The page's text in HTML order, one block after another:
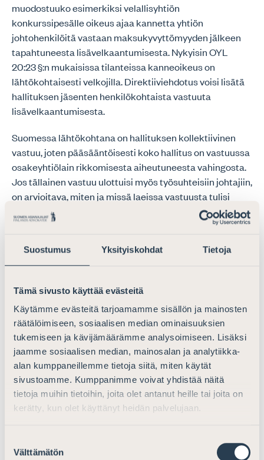
Suostumus Yksityiskohdat Tietoja
Tämä sivusto käyttää evästeitä
Käytämme evästeitä tarjoamamme sisällön ja mainosten
räätälöimiseen, sosiaalisen median ominaisuuksien
tukemiseen ja kävijämäärämme analysoimiseen. Lisäksi
jaamme sosiaalisen median, mainosalan ja analytiikka-
alan kumppaneillemme tietoja siitä, miten käytät
sivustoamme. Kumppanimme voivat yhdistää näitä
tietoja muihin tietoihin, joita olet antanut heille tai joita on
kerätty, kun olet käyttänyt heidän palvelujaan.
valinta
Välttämätön
muodostuuko esimerkiksi velallisyhtiön
konkurssipesälle oikeus ajaa kannetta yhtiön
johtohenkilöitä vastaan maksukyvyttömyyden jälkeen
tapahtuneesta lisävelkaantumisesta. Nykyisin OYL
20:23 §:n mukaisissa tilanteissa kanneoikeus on
lähtökohtaisesti velkojilla. Direktiiviehdotus voisi lisätä
hallituksen jäsenten henkilökohtaista vastuuta
lisävelkaantumisesta.
Suomessa lähtökohtana on hallituksen kollektiivinen
vastuu, joten pääsääntöisesti koko hallitus on vastuussa
osakeyhtiölain rikkomisesta aiheutuneesta vahingosta.
Jos tällainen vastuu ulottuisi myös työsuhteisiin johtajiin,
on arvioitava, miten ja missä laeissa vastuusta tulisi
koskevista ehdotuksista? (38–57 artikla)
purkumenettelystä toteuttamiskelvottomana.
Valtaosa (arviolta yli 95 %) suomalaisista
maksukyvyttömyysmenettelyn kohteena olevista
yrityksistä on ehdotuksessa tarkoitettuja mikroyrityksiä
(vuosiliikevaihto tai taseen loppusumma enintään kaksi
miljoonaa euroa). Suomalainen
maksukyvyttömyysmenettely on kuitenkin nykyisellään
monelta osin tehokas ja toimiva: World Bank Group
maksukyvyttömyystilanteiden selvittämisen (resolving